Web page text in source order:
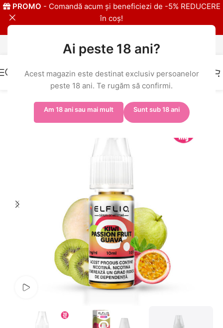
Ai peste 18 ani?
Acest magazin este destinat exclusiv persoanelor
peste 18 ani. Te rugăm să confirmi.
Am 18 ani sau mai mult Sunt sub 18 ani
PROMO - Comandă acum și beneficiezi de -5% REDUCERE
în coș!
IMPORTATOR EXLCUSIV ELFBAR
Shop/ELFBAR ELFLIQ/ELFLIQ 20mg